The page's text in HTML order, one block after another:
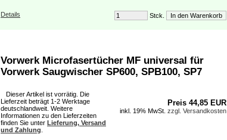
Details Stck.
Vorwerk Microfasertücher MF universal für
Vorwerk Saugwischer SP600, SPB100, SP7
Dieser Artikel ist vorrätig. Die
Lieferzeit beträgt 1-2 Werktage
deutschlandweit. Weitere
Informationen zu den Lieferzeiten
finden Sie unter Lieferung, Versand
und Zahlung
Preis 44,85 EUR
inkl. 19% MwSt. zzgl. Versandkosten